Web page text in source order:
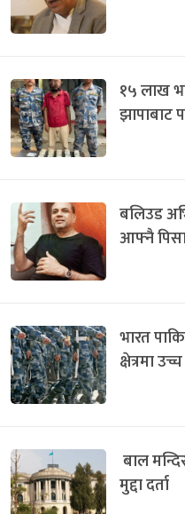
१५ लाख
झापाबाट
बलिउड
आफ्नै
भारत
क्षेत्रमा
बाल
मुद्दा दर्ता